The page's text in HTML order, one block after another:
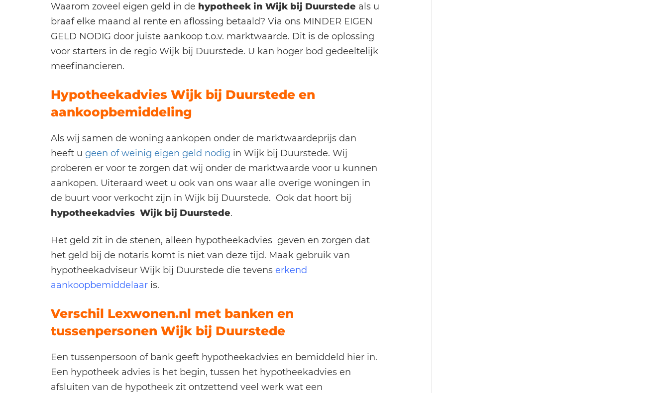
Waarom zoveel eigen geld in de hypotheek in Wijk bij Duurstede als u
braaf elke maand al rente en aflossing betaald? Via ons MINDER EIGEN
GELD NODIG door juiste aankoop t.o.v. marktwaarde. Dit is de oplossing
voor starters in de regio Wijk bij Duurstede. U kan hoger bod gedeeltelijk
meefinancieren.
Hypotheekadvies Wijk bij Duurstede en
aankoopbemiddeling
Als wij samen de woning aankopen onder de marktwaardeprijs dan
heeft u geen of weinig eigen geld nodig in Wijk bij Duurstede. Wij
proberen er voor te zorgen dat wij onder de marktwaarde voor u kunnen
aankopen. Uiteraard weet u ook van ons waar alle overige woningen in
de buurt voor verkocht zijn in Wijk bij Duurstede. Ook dat hoort bij
hypotheekadvies Wijk bij Duurstede.
Het geld zit in de stenen, alleen hypotheekadvies geven en zorgen dat
het geld bij de notaris komt is niet van deze tijd. Maak gebruik van
hypotheekadviseur Wijk bij Duurstede die tevens erkend
aankoopbemiddelaar is.
Verschil Lexwonen.nl met banken en
tussenpersonen Wijk bij Duurstede
Een tussenpersoon of bank geeft hypotheekadvies en bemiddeld hier in.
Een hypotheek advies is het begin, tussen het hypotheekadvies en
afsluiten van de hypotheek zit ontzettend veel werk wat een